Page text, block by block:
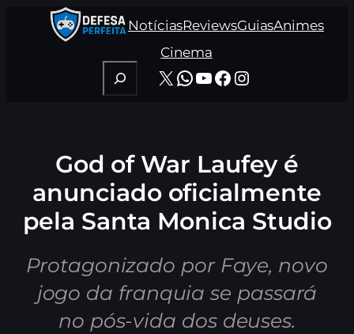
NotíciasReviewsGuiasAnimes
Cinema
Pesquisar
X WhatsApp
Youtube
Facebook
Instagram
God of War Laufey é
anunciado oficialmente
pela Santa Monica Studio
Protagonizado por Faye, novo
jogo da franquia se passará
no pós-vida dos deuses.